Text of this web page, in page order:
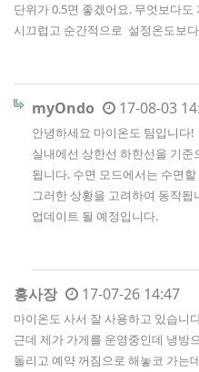
단위가 0.5면 좋겠어요. 무엇보다
시끄럽고 순간적으로 설정온도보
myOndo 17-08-03
안녕하세요 마이온도 팀입니다!
실내에선 상한선 하한선을 기
됩니다. 수면 모드에서는 수면
그러한 상황을 고려하여 동작
업데이트 될 예정입니다.
홍사장 17-07-26 14:47
마이온도 사서 잘 사용하고 있습니
근데 제가 가게를 운영중인데 냉방
돌리고 예약 꺼짐으로 해놓코 가는